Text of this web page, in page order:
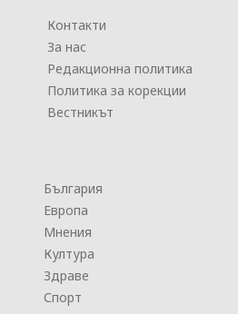
Контакти
За нас
Редакционна политика
Политика за корекции
Вестникът
България
Европа
Мнения
Култура
Здраве
Спорт